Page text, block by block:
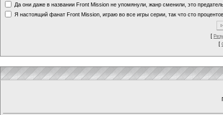
Да они даже в названии Front Mission не упомянули, жанр сменили, это
Я настоящий фанат Front Mission, играю во все игры серии, так что сто
[
[